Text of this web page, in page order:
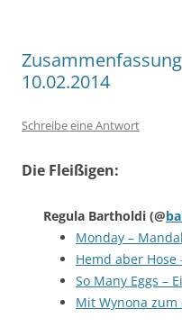
10.02.2014
Schreibe eine Antwort
Die Fleißigen:
Regula Bartholdi (@
Monday –
Hemd aber Hose
So Many Eggs –
Mit Wynona zum